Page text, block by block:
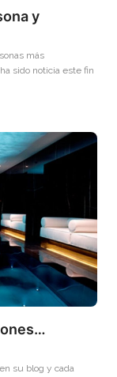
y
más
sido noticia este fin
su blog y cada